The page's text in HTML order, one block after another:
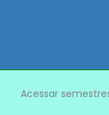
Acessar